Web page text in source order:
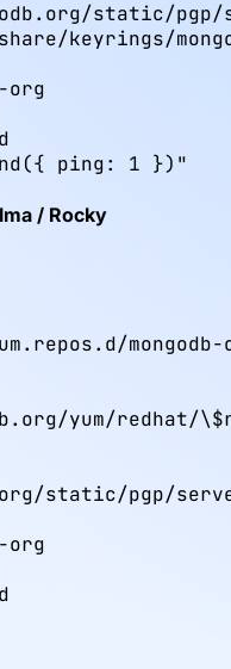
static/
keyrings/
org
ping: 1 })"
/ Rocky
yum/redhat/
static/pgp/
org